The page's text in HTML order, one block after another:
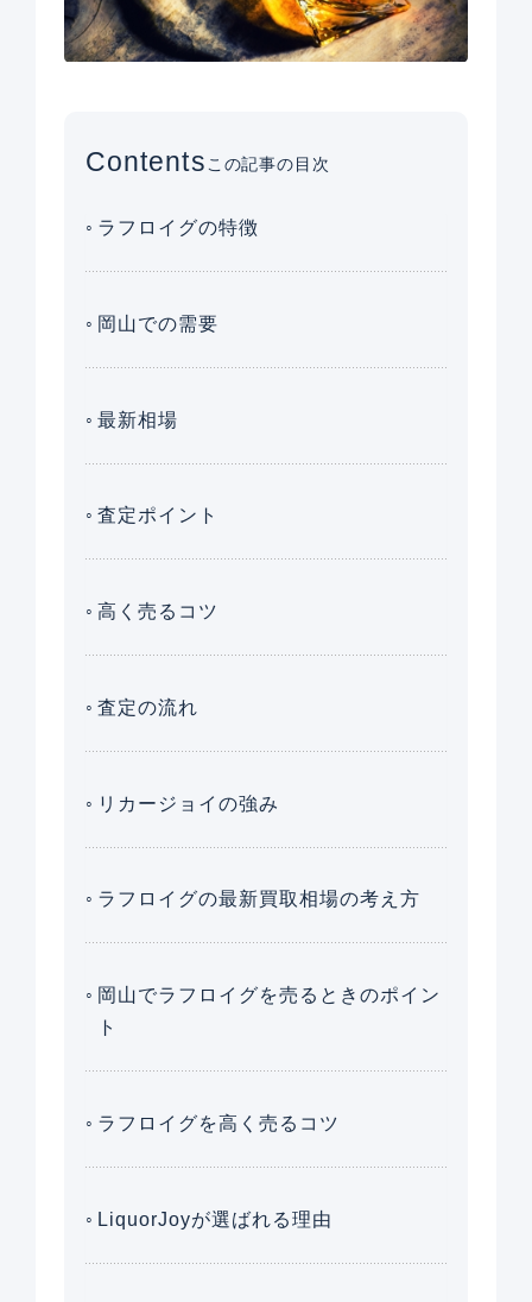
Contentsこの記事の目次
ラフロイグの特徴
岡山での需要
最新相場
査定ポイント
高く売るコツ
査定の流れ
リカージョイの強み
ラフロイグの最新買取相場の考え方
岡山でラフロイグを売るときのポイン
ト
ラフロイグを高く売るコツ
LiquorJoyが選ばれる理由